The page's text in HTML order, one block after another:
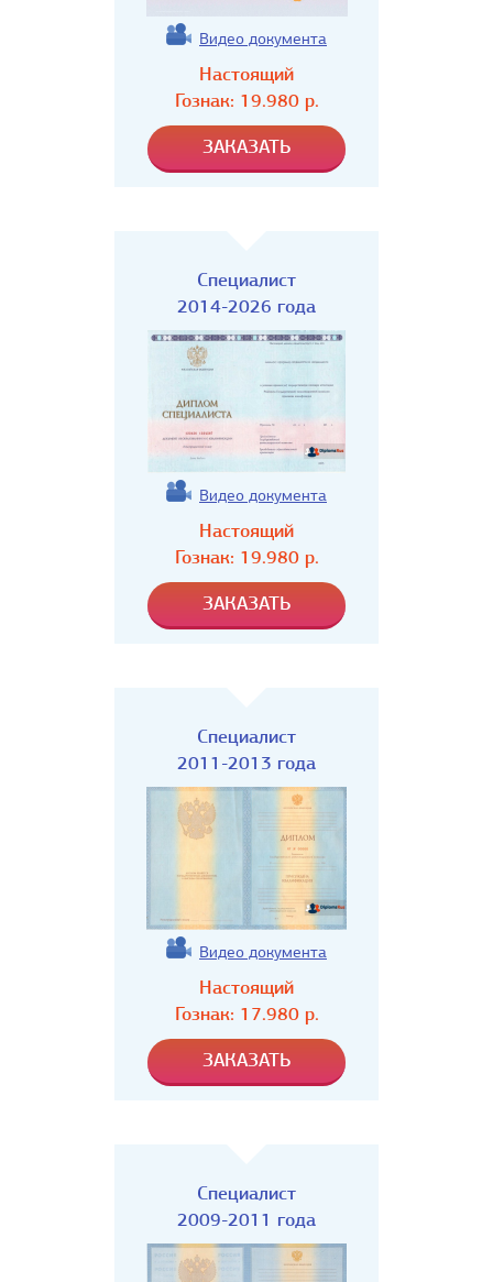
Видео документа
Настоящий
Гознак: 19.980р.
Специалист
2014-2026 года
Видео документа
Настоящий
Гознак: 19.980р.
Специалист
2011-2013 года
Видео документа
Настоящий
Гознак: 17.980р.
Специалист
2009-2011 года